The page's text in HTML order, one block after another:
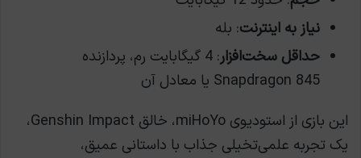
نیاز به اینترنت: بله
حداقل سخت‌افزار
: 4 گیگابایت رم، پردازنده
Snapdragon 845 یا معادل آن
این بازی از استودیوی miHoYo، خالق Genshin Impact،
یک تجربه علمی‌تخیلی جذاب با داستانی عمیق،